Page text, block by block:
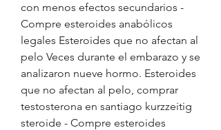
con menos efectos secundarios -
Compre esteroides anabólicos
legales Esteroides que no afectan al
pelo Veces durante el embarazo y se
analizaron nueve hormo. Esteroides
que no afectan al pelo, comprar
testosterona en santiago kurzzeitig
steroide - Compre esteroides